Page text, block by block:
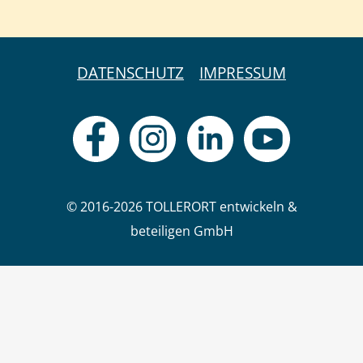
DATENSCHUTZ IMPRESSUM
© 2016-2026 TOLLERORT entwickeln &
beteiligen GmbH